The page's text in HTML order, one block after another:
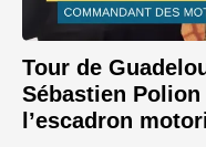
Tour de
Sébastien
l’escadron